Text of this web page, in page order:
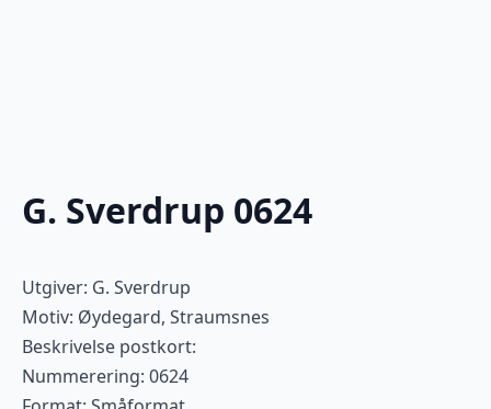
G. Sverdrup 0624
Utgiver: G. Sverdrup
Motiv: Øydegard, Straumsnes
Beskrivelse postkort:
Nummerering: 0624